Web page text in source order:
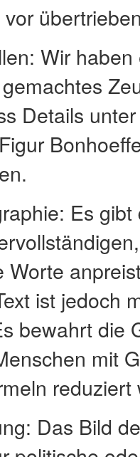
Wir
Details
Es
Worte
ist jedoch
bewahrt die
mit
Das Bild